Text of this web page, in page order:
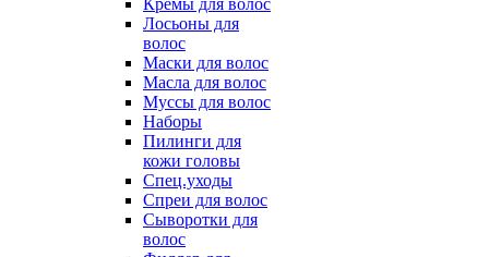
Кремы для волос
Лосьоны для
волос
Маски для волос
Масла для волос
Муссы для волос
Наборы
Пилинги для
кожи головы
Спец.уходы
Спреи для волос
Сыворотки для
волос